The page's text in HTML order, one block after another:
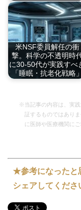
睡眠不足は単なる疲
れ…
米NSF委員解任の衝
撃。科学の不透明時
に30-50代が実践すべ
「睡眠・抗老化戦略」
※当記事の内容は、実
証するものではあり
に医師や医療機関に
★参考になったと
シェアしてくださ